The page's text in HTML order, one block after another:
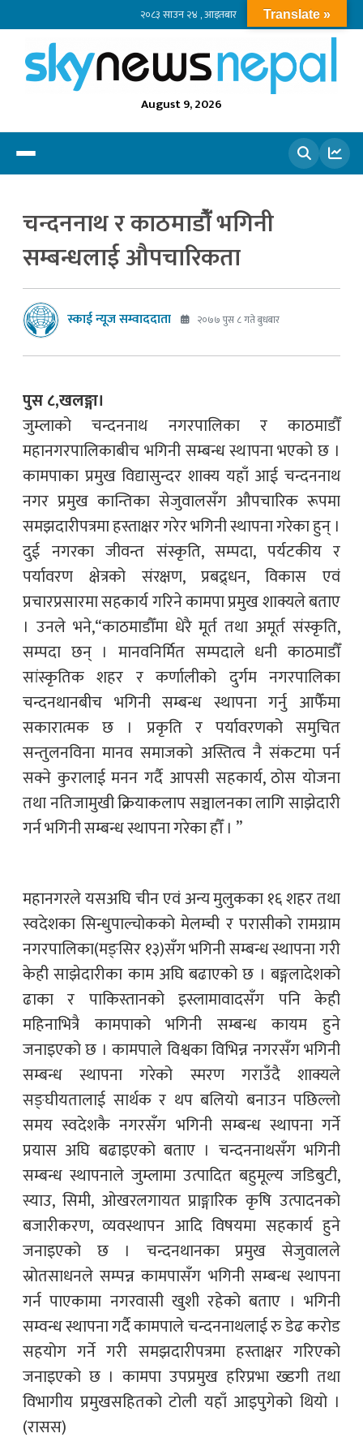
२०८३ साउन २४ , आइतबार
August 9, 2026
चन्दननाथ र काठमाडौंँ भगिनी
सम्बन्धलाई औपचारिकता
स्काई न्यूज सम्वाददाता २०७७ पुस ८ गते बुधबार
पुस ८,खलङ्गा।
जुम्लाको चन्दननाथ नगरपालिका र काठमाडौँ
महानगरपालिकाबीच भगिनी सम्बन्ध स्थापना भएको छ ।
कामपाका प्रमुख विद्यासुन्दर शाक्य यहाँ आई चन्दननाथ
नगर प्रमुख कान्तिका सेजुवालसँग औपचारिक रूपमा
समझदारीपत्रमा हस्ताक्षर गरेर भगिनी स्थापना गरेका हुन् ।
दुई नगरका जीवन्त संस्कृति, सम्पदा, पर्यटकीय र
पर्यावरण क्षेत्रको संरक्षण, प्रबद्र्धन, विकास एवं
प्रचारप्रसारमा सहकार्य गरिने कामपा प्रमुख शाक्यले बताए
। उनले भने,“काठमाडौँमा धेरै मूर्त तथा अमूर्त संस्कृति,
सम्पदा छन् । मानवनिर्मित सम्पदाले धनी काठमाडौँ
सांस्कृतिक शहर र कर्णालीको दुर्गम नगरपालिका
चन्दनथानबीच भगिनी सम्बन्ध स्थापना गर्नु आफैँमा
सकारात्मक छ । प्रकृति र पर्यावरणको समुचित
सन्तुलनविना मानव समाजको अस्तित्व नै संकटमा पर्न
सक्ने कुरालाई मनन गर्दै आपसी सहकार्य, ठोस योजना
तथा नतिजामुखी क्रियाकलाप सञ्चालनका लागि साझेदारी
गर्न भगिनी सम्बन्ध स्थापना गरेका हौँ । ”
महानगरले यसअघि चीन एवं अन्य मुलुकका १६ शहर तथा
स्वदेशका सिन्धुपाल्चोकको मेलम्ची र परासीको रामग्राम
नगरपालिका(मङ्सिर १३)सँग भगिनी सम्बन्ध स्थापना गरी
केही साझेदारीका काम अघि बढाएको छ । बङ्गलादेशको
ढाका र पाकिस्तानको इस्लामावादसँग पनि केही
महिनाभित्रै कामपाको भगिनी सम्बन्ध कायम हुने
जनाइएको छ । कामपाले विश्वका विभिन्न नगरसँग भगिनी
सम्बन्ध स्थापना गरेको स्मरण गराउँदै शाक्यले
सङ्घीयतालाई सार्थक र थप बलियो बनाउन पछिल्लो
समय स्वदेशकै नगरसँग भगिनी सम्बन्ध स्थापना गर्ने
प्रयास अघि बढाइएको बताए । चन्दननाथसँग भगिनी
सम्बन्ध स्थापनाले जुम्लामा उत्पादित बहुमूल्य जडिबुटी,
स्याउ, सिमी, ओखरलगायत प्राङ्गारिक कृषि उत्पादनको
बजारीकरण, व्यवस्थापन आदि विषयमा सहकार्य हुने
जनाइएको छ । चन्दनथानका प्रमुख सेजुवालले
स्रोतसाधनले सम्पन्न कामपासँग भगिनी सम्बन्ध स्थापना
गर्न पाएकामा नगरवासी खुशी रहेको बताए । भगिनी
सम्वन्ध स्थापना गर्दै कामपाले चन्दननाथलाई रु डेढ करोड
सहयोग गर्ने गरी समझदारीपत्रमा हस्ताक्षर गरिएको
जनाइएको छ । कामपा उपप्रमुख हरिप्रभा ख्डगी तथा
विभागीय प्रमुखसहितको टोली यहाँ आइपुगेको थियो ।
(रासस)
Translate »